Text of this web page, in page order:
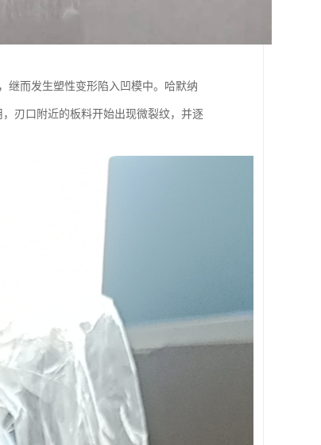
继而发生塑性变形陷入凹模中。哈默纳
刃口附近的板料开始出现微裂纹，并逐